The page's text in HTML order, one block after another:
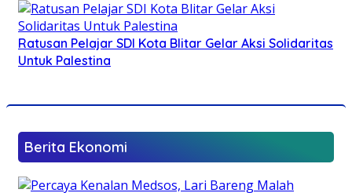
Ratusan Pelajar SDI Kota Blitar Gelar Aksi Solidaritas
Untuk Palestina
Berita Ekonomi